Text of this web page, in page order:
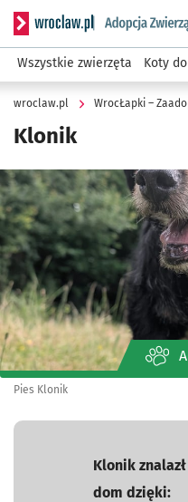
Serwis informacyjny
Wszystkie zwierzęta Koty
wroclaw.pl WrocŁapki –
Klonik
Kliknij, aby powiększyć
Pies Klonik
Klonik znalazł
dom dzięki: